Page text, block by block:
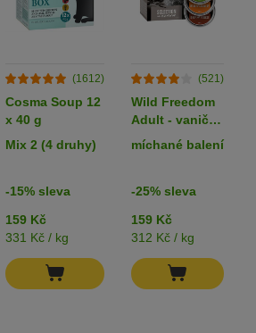
(1612)
Cosma Soup 12
x 40 g
Mix 2 (4 druhy)
-15% sleva
159 Kč
331 Kč / kg
(521)
Wild Freedom
Adult - vaničky
6 x 85 g
míchané balení
-25% sleva
159 Kč
312 Kč / kg